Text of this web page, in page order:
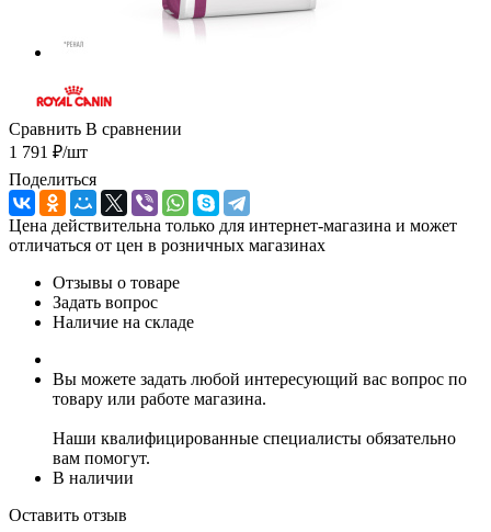
Сравнить В сравнении
1 791 ₽/шт
Поделиться
Цена действительна только для интернет-магазина и может
отличаться от цен в розничных магазинах
Отзывы о товаре
Задать вопрос
Наличие на складе
Вы можете задать любой интересующий вас вопрос по
товару или работе магазина.
Наши квалифицированные специалисты обязательно
вам помогут.
В наличии
Оставить отзыв